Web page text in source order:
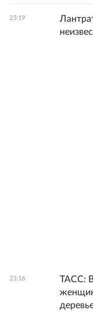
23:19
23:16
ТАСС: В